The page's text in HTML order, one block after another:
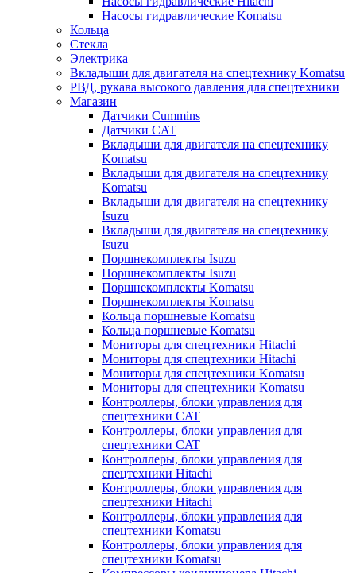
Насосы гидравлические Komatsu
Кольца
Стекла
Электрика
Вкладыши для двигателя на спецтехнику Komatsu
РВД, рукава высокого давления для спецтехники
Магазин
Датчики Cummins
Датчики CAT
Вкладыши для двигателя на спецтехнику
Komatsu
Вкладыши для двигателя на спецтехнику
Komatsu
Вкладыши для двигателя на спецтехнику
Isuzu
Вкладыши для двигателя на спецтехнику
Isuzu
Поршнекомплекты Isuzu
Поршнекомплекты Isuzu
Поршнекомплекты Komatsu
Поршнекомплекты Komatsu
Кольца поршневые Komatsu
Кольца поршневые Komatsu
Мониторы для спецтехники Hitachi
Мониторы для спецтехники Hitachi
Мониторы для спецтехники Komatsu
Мониторы для спецтехники Komatsu
Контроллеры, блоки управления для
спецтехники CAT
Контроллеры, блоки управления для
спецтехники CAT
Контроллеры, блоки управления для
спецтехники Hitachi
Контроллеры, блоки управления для
спецтехники Hitachi
Контроллеры, блоки управления для
спецтехники Komatsu
Контроллеры, блоки управления для
спецтехники Komatsu